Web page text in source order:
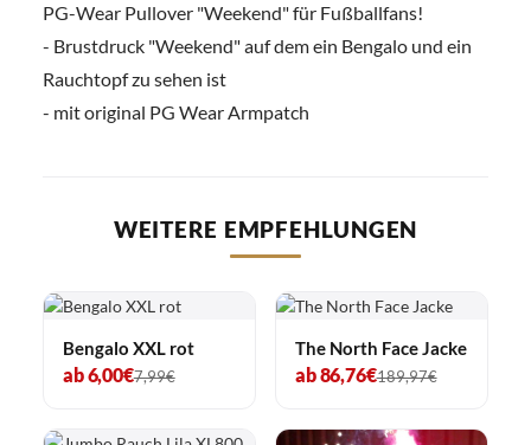
PG-Wear Pullover "Weekend" für Fußballfans!
- Brustdruck "Weekend" auf dem ein Bengalo und ein
Rauchtopf zu sehen ist
- mit original PG Wear Armpatch
WEITERE EMPFEHLUNGEN
Bengalo XXL rot
ab 6,00€7,99€
The North Face Jacke
ab 86,76€189,97€